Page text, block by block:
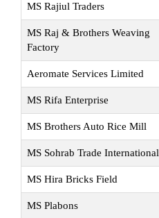
MS Rajiul Traders
MS Raj & Brothers Weaving
Factory
Aeromate Services Limited
MS Rifa Enterprise
MS Brothers Auto Rice Mill
MS Sohrab Trade International
MS Hira Bricks Field
MS Plabons